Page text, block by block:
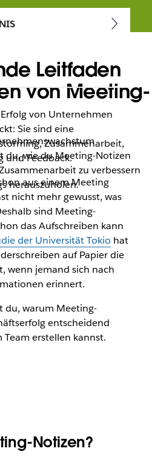
Leitfaden
von Meeting-
du, wie du Meeting-Notizen
zu verbessern
herauszuholen.
von Unternehmen
Sie sind eine
Zusammenarbeit,
und Feedback.
aus einem Meeting
nicht mehr gewusst, was
sind Meeting-
das Aufschreiben kann
der Universität Tokio hat
auf Papier die
wenn jemand sich nach
erinnert.
du, warum Meeting-
entscheidend
erstellen kannst.
Notizen?